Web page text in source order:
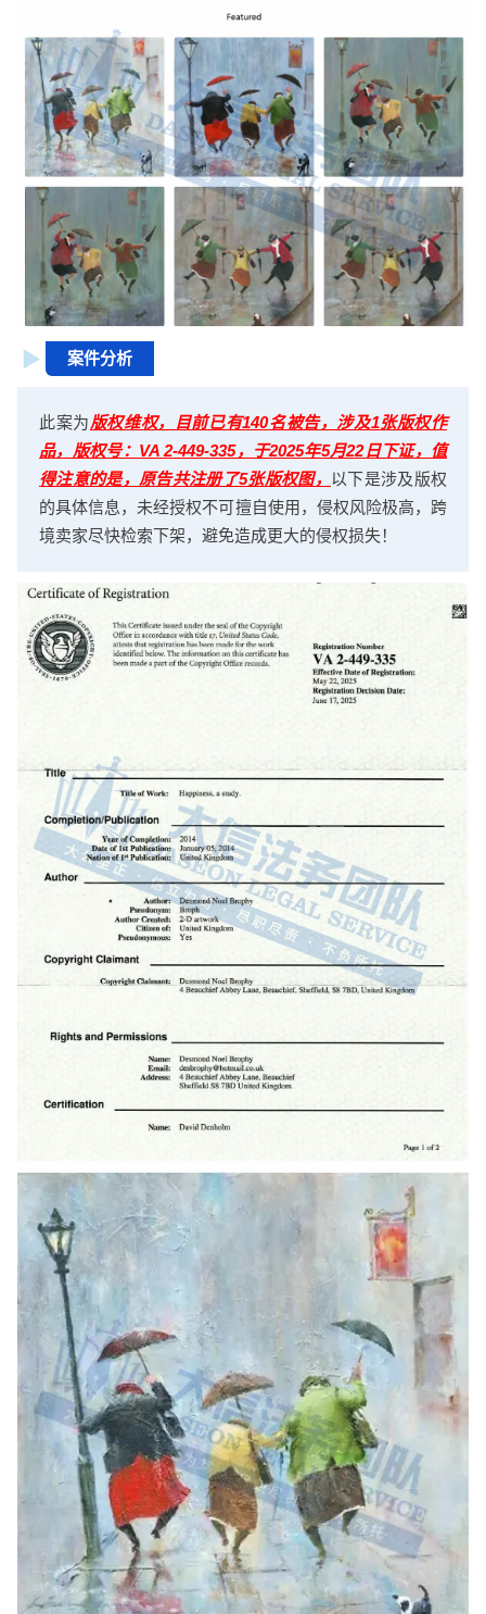
案件分析
此案为版权维权，目前已有140名被告，涉及1张版权作
品，版权号：VA 2-449-335，于2025年5月22日下证，值
得注意的是，原告共注册了5张版权图， 以下是涉及版权
的具体信息，未经授权不可擅自使用，侵权风险极高，跨
境卖家尽快检索下架，避免造成更大的侵权损失！